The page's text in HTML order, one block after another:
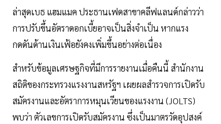
ล่าสุดเบธ แฮมแมค ประธานเฟดสาขาคลีฟแลนด์กล่าวว่า
การปรับขึ้นอัตราดอกเบี้ยอาจเป็นสิ่งจำเป็น หากแรง
กดดันด้านเงินเฟ้อยังคงเพิ่มขึ้นอย่างต่อเนื่อง
สำหรับข้อมูลเศรษฐกิจที่มีการรายงานเมื่อคืนนี้ สำนักงาน
สถิติของกระทรวงแรงงานสหรัฐฯ เผยผลสำรวจการเปิดรับ
สมัครงานและอัตราการหมุนเวียนของแรงงาน (JOLTS)
พบว่า ตัวเลขการเปิดรับสมัครงาน ซึ่งเป็นมาตรวัดอุปสงค์